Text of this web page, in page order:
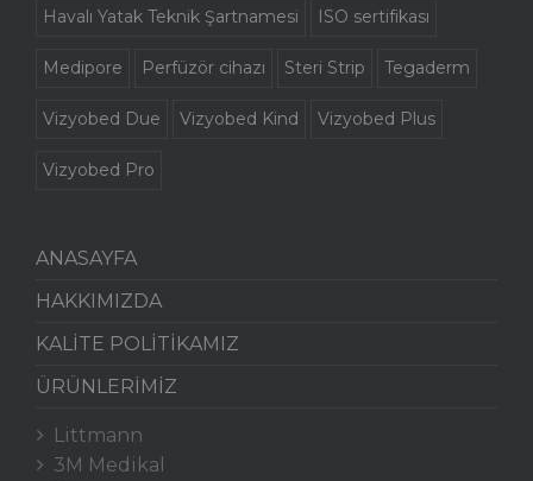
Havalı Yatak Teknik Şartnamesi ISO sertifikası
Medipore Perfüzör cihazı Steri Strip Tegaderm
Vizyobed Due Vizyobed Kind Vizyobed Plus
Vizyobed Pro
ANASAYFA
HAKKIMIZDA
KALİTE POLİTİKAMIZ
ÜRÜNLERİMİZ
Littmann
3M Medikal